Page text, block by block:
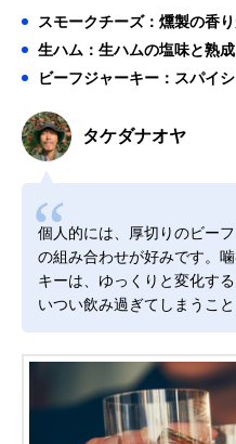
スモークチーズ：燻製の香
生ハム：生ハムの塩味と熟
ビーフジャーキー：スパイ
タケダナオヤ
個人的には、厚切りのビー
の組み合わせが好みです。
キーは、ゆっくりと変化す
いつい飲み過ぎてしまうこと